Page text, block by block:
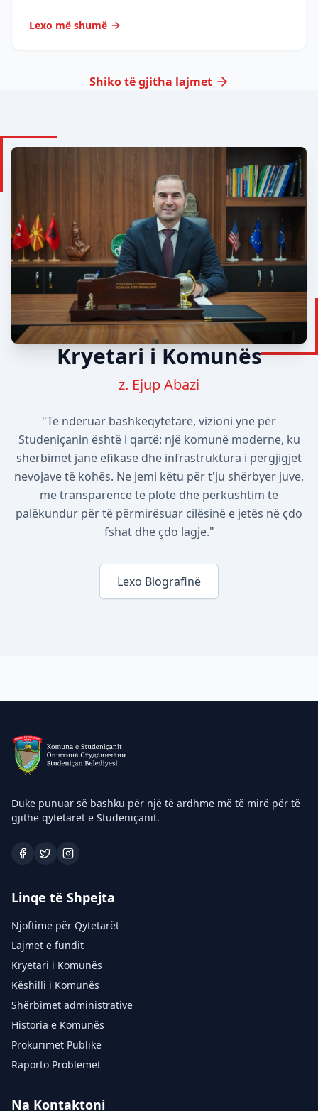
Lexo më shumë
Shiko të gjitha lajmet
Kryetari i Komunës
z. Ejup Abazi
"Të nderuar bashkëqytetarë, vizioni ynë për
Studeniçanin është i qartë: një komunë moderne, ku
shërbimet janë efikase dhe infrastruktura i përgjigjet
nevojave të kohës. Ne jemi këtu për t'ju shërbyer juve,
me transparencë të plotë dhe përkushtim të
palëkundur për të përmirësuar cilësinë e jetës në çdo
fshat dhe çdo lagje."
Lexo Biografinë
Duke punuar së bashku për një të ardhme më të mirë për të
gjithë qytetarët e Studeniçanit.
Linqe të Shpejta
Njoftime për Qytetarët
Lajmet e fundit
Kryetari i Komunës
Këshilli i Komunës
Shërbimet administrative
Historia e Komunës
Prokurimet Publike
Raporto Problemet
Na Kontaktoni